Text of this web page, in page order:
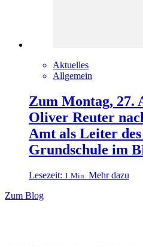
Aktuelles
Allgemein
Zum Montag, 27.
Oliver Reuter
Amt als Leiter
Grundschule im
Lesezeit: 1 Min. Mehr dazu
Zum Blog